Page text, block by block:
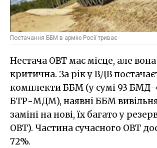
Постачання ББМ в армію Росії триває
Нестача ОВТ має місце, але
критична. За рік у ВДВ
комплекти ББМ (у сумі 93
БТР-МДМ), наявні ББМ
заміні на нові, їх багато у
ОВТ). Частина сучасного ОВТ
72%.